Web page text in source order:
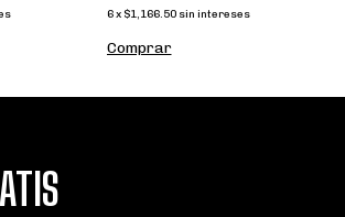
6 x $1,166.50 sin intereses